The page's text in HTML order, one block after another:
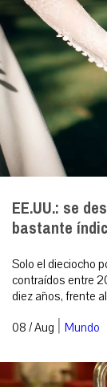
EE.UU.: se
bastante
Solo el dieciocho
contraídos entre
diez años, frente
08 / Aug | Mundo